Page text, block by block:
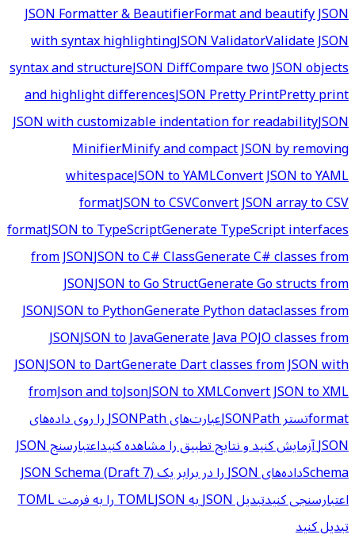
JSON Formatter & BeautifierFormat and beautify JSON
with syntax highlightingJSON ValidatorValidate JSON
syntax and structureJSON DiffCompare two JSON objects
and highlight differencesJSON Pretty PrintPretty print
JSON with customizable indentation for readabilityJSON
MinifierMinify and compact JSON by removing
whitespaceJSON to YAMLConvert JSON to YAML
formatJSON to CSVConvert JSON array to CSV
formatJSON to TypeScriptGenerate TypeScript interfaces
from JSONJSON to C# ClassGenerate C# classes from
JSONJSON to Go StructGenerate Go structs from
JSONJSON to PythonGenerate Python dataclasses from
JSONJSON to JavaGenerate Java POJO classes from
JSONJSON to DartGenerate Dart classes from JSON with
fromJson and toJsonJSON to XMLConvert JSON to XML
formatتستر JSONPath
عبارت‌های JSONPath را روی داده‌های
JSON آزمایش کنید و نتایج تطبیق را مشاهده کنید
اعتبارسنج JSON
Schema
داده‌های JSON را در برابر یک JSON Schema (Draft 7)
اعتبارسنجی کنیدتبدیل JSON به TOML
JSON را به فرمت TOML
تبدیل کنید